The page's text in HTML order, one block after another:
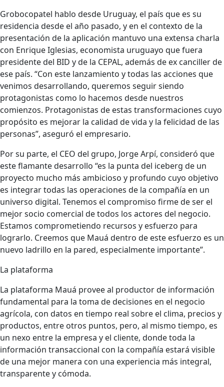
Grobocopatel hablo desde Uruguay, el país que es su
residencia desde el año pasado, y en el contexto de la
presentación de la aplicación mantuvo una extensa charla
con Enrique Iglesias, economista uruguayo que fuera
presidente del BID y de la CEPAL, además de ex canciller de
ese país. “Con este lanzamiento y todas las acciones que
venimos desarrollando, queremos seguir siendo
protagonistas como lo hacemos desde nuestros
comienzos. Protagonistas de estas transformaciones cuyo
propósito es mejorar la calidad de vida y la felicidad de las
personas”, aseguró el empresario.
Por su parte, el CEO del grupo, Jorge Arpí, consideró que
este flamante desarrollo “es la punta del iceberg de un
proyecto mucho más ambicioso y profundo cuyo objetivo
es integrar todas las operaciones de la compañía en un
universo digital. Tenemos el compromiso firme de ser el
mejor socio comercial de todos los actores del negocio.
Estamos comprometiendo recursos y esfuerzo para
lograrlo. Creemos que Mauá dentro de este esfuerzo es un
nuevo ladrillo en la pared, especialmente importante”.
La plataforma
La plataforma Mauá provee al productor de información
fundamental para la toma de decisiones en el negocio
agrícola, con datos en tiempo real sobre el clima, precios y
productos, entre otros puntos, pero, al mismo tiempo, es
un nexo entre la empresa y el cliente, donde toda la
información transaccional con la compañía estará visible
de una mejor manera con una experiencia más integral,
transparente y cómoda.